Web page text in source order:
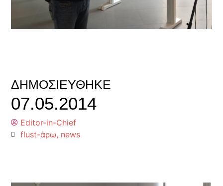
ΔΗΜΟΣΙΕΎΘΗΚΕ
07.05.2014
Editor-in-Chief
flust-άρω, news